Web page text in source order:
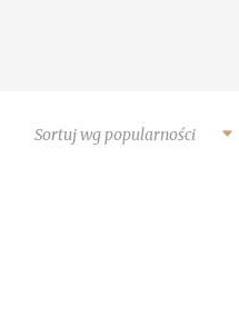
Sortuj wg popularności